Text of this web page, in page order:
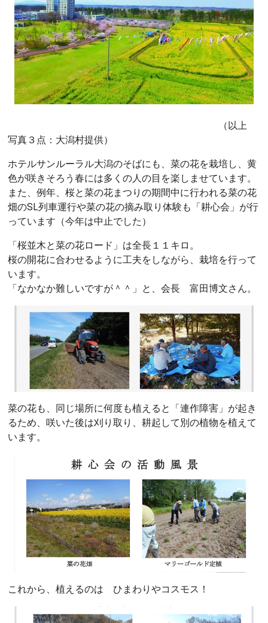
（以上
写真３点：大潟村提供）
ホテルサンルーラル大潟のそばにも、菜の花を栽培し、黄
色が咲きそろう春には多くの人の目を楽しませています。
また、例年、桜と菜の花まつりの期間中に行われる菜の花
畑のSL列車運行や菜の花の摘み取り体験も「耕心会」が行
っています（今年は中止でした）
「桜並木と菜の花ロード」は全長１１キロ。
桜の開花に合わせるように工夫をしながら、栽培を行って
います。
「なかなか難しいですが＾＾」と、会長 富田博文さん。
菜の花も、同じ場所に何度も植えると「連作障害」が起き
るため、咲いた後は刈り取り、耕起して別の植物を植えて
います。
これから、植えるのは ひまわりやコスモス！